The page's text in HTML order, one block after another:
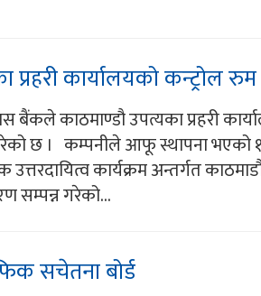
कार्यालयको कन्ट्रोल
बैंकले काठमाण्डौ उपत्यका प्रहरी
छ । कम्पनीले आफू स्थापना भएको
कार्यक्रम अन्तर्गत
सम्पन्न गरेको...
सचेतना बोर्ड